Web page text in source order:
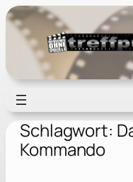
Zum
Inhalt
springen
Schlagwort:
Kommando